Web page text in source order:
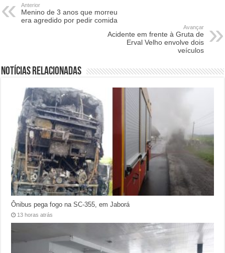
Anterior
Menino de 3 anos que morreu
era agredido por pedir comida
Avançar
Acidente em frente à Gruta de
Erval Velho envolve dois
veículos
Notícias relacionadas
Ônibus pega fogo na SC-355, em Jaborá
13 horas atrás